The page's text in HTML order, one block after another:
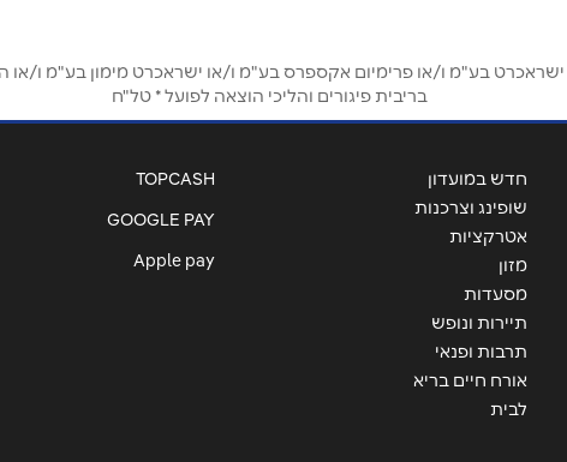
בע"מ ו/או פרימיום אקספרס בע"מ ו/או ישראכרט מימון בע"מ ו/או
בריבית פיגורים והליכי הוצאה לפועל * טל"ח
חדש במועדון
שופינג וצרכנות
אטרקציות
מזון
מסעדות
תיירות ונופש
תרבות ופנאי
אורח חיים בריא
לבית
TOPCASH
GOOGLE PAY
Apple pay